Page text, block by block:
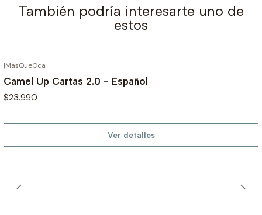
También podría interesarte uno de
estos
|MasQueOca
Camel Up Cartas 2.0 - Español
$23.990
Ver detalles